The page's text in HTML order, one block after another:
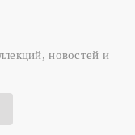
новостей и